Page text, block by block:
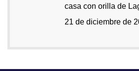
casa con orilla de
21 de diciembre de